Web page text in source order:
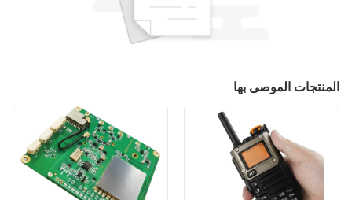
المعمل
مراقبة
الجودة
المنتجات الموصى بها